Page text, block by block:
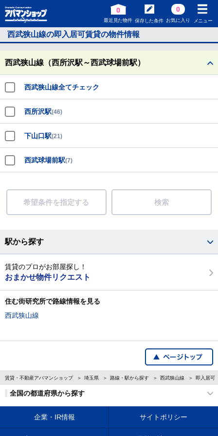
0
最近見た物件 保存した条件
0
お気に入り メニュー
西武狭山線の即入居可賃貸の物件情報
西武狭山線（西所沢駅～西武球場前駅）
西武狭山線全てチェック
西所沢駅(46)
下山口駅(21)
西武球場前駅(7)
希望条件を指定する 検索
駅から探す
賃貸のプロがお部屋探し！
おまかせ物件リクエスト
住む街研究所で路線情報を見る
西武狭山線
賃貸・不動産アパマンショップ 埼玉県 路線・駅から探す 西武狭山線 即入居可
全国の都道府県から探す
企業・IR情報 サイトポリシー